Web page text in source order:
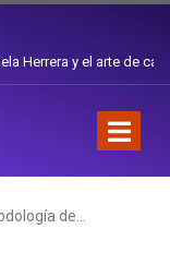
en Corporación
de…